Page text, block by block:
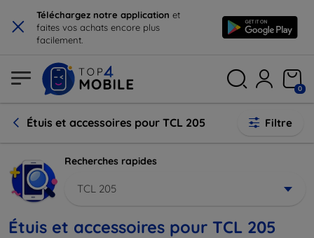
× Téléchargez notre application et
faites vos achats encore plus
facilement.
0
Étuis et accessoires pour TCL 205 Filtre
Recherches rapides
TCL 205
Étuis et accessoires pour TCL 205